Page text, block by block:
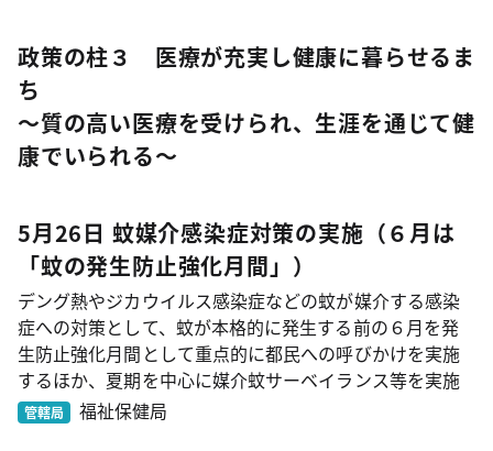
政策の柱３ 医療が充実し健康に暮らせるま
ち
～質の高い医療を受けられ、生涯を通じて健
康でいられる～
5月26日 蚊媒介感染症対策の実施（６月は
「蚊の発生防止強化月間」）
デング熱やジカウイルス感染症などの蚊が媒介する感染
症への対策として、蚊が本格的に発生する前の６月を発
生防止強化月間として重点的に都民への呼びかけを実施
するほか、夏期を中心に媒介蚊サーベイランス等を実施
管轄局 福祉保健局